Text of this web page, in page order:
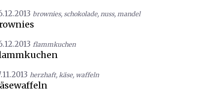
brownies, schokolade, nuss, mandel
flammkuchen
herzhaft, käse, waffeln